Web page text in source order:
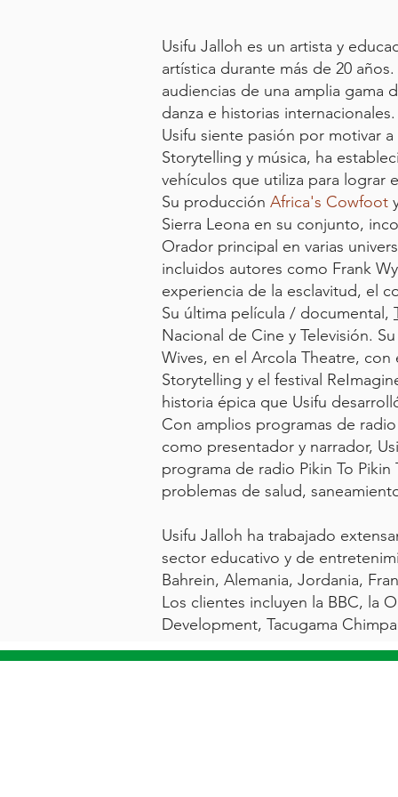
Usifu Jalloh es un artista y
artística durante más de 20
audiencias de una amplia gama
danza e historias
Usifu siente pasión por motivar
Storytelling y música, ha
vehículos que utiliza para lograr
Su producción Africa's Cowfoot
Sierra Leona en su conjunto,
Orador principal en varias
incluidos autores como Frank
experiencia de la esclavitud, el
Su última película / documental,
Nacional de Cine y Televisión.
Wives, en el Arcola Theatre,
Storytelling y el festival
historia épica que Usifu
Con amplios programas de
como presentador y narrador,
programa de radio Pikin To
problemas de salud,
Usifu Jalloh ha trabajado
sector educativo y de
Bahrein, Alemania, Jordania,
Los clientes incluyen la BBC, la
Development, Tacugama